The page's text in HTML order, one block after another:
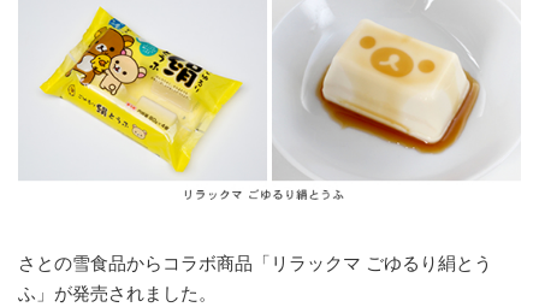
さとの雪食品からコラボ商品「リラックマ ごゆるり絹とう
ふ」が発売されました。